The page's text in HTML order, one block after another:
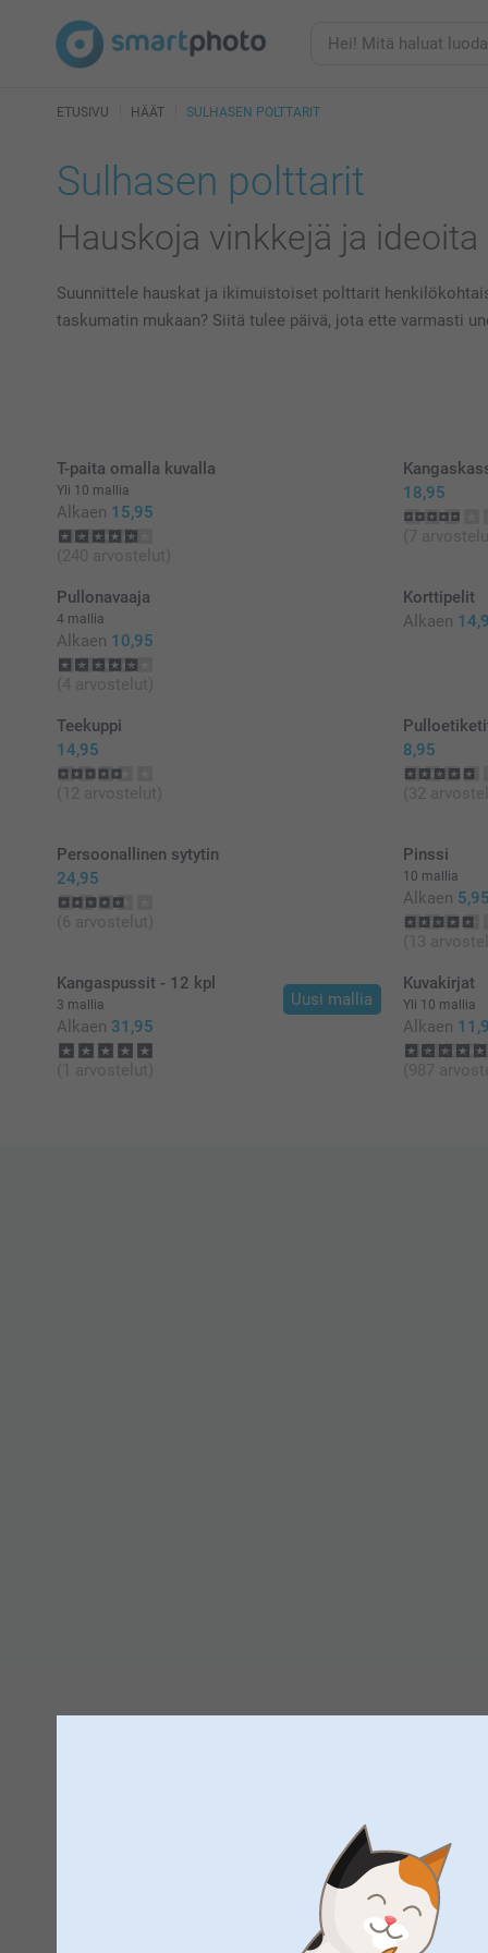
ETUSIVU HÄÄT SULHASEN POLTTARIT
Sulhasen polttarit
Hauskoja vinkkejä ja
Suunnittele hauskat ja ikimuistoiset polttarit
taskumatin mukaan? Siitä tulee päivä, jota ette varmasti
T-paita omalla kuvalla
Yli 10 mallia
Alkaen 15,95
(240 arvostelut)
18,95
(7
Pullonavaaja
4 mallia
Alkaen 10,95
(4 arvostelut)
Korttipelit
Alkaen
Teekuppi
14,95
(12 arvostelut)
8,95
(32
Persoonallinen sytytin
24,95
(6 arvostelut)
Pinssi
10 mallia
Alkaen
(13
Uusi mallia
Kangaspussit - 12 kpl
3 mallia
Alkaen 31,95
(1 arvostelut)
Kuvakirjat
Yli 10 mallia
Alkaen
(987